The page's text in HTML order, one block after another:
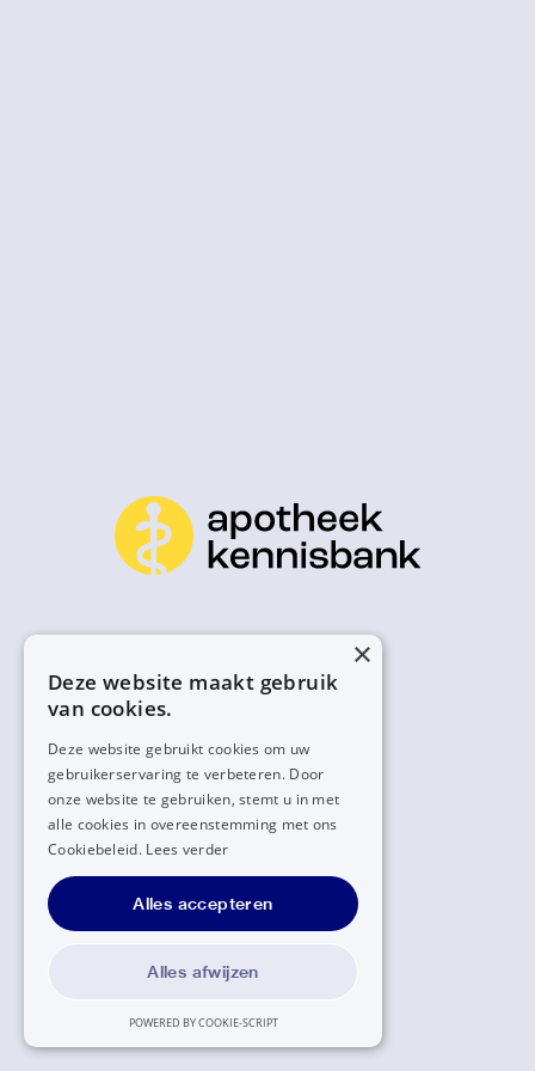
×
Deze website maakt gebruik
van cookies.
Deze website gebruikt cookies om uw
gebruikerservaring te verbeteren. Door
onze website te gebruiken, stemt u in met
alle cookies in overeenstemming met ons
Cookiebeleid. Lees verder
Alles accepteren
Alles afwijzen
POWERED BY COOKIE-SCRIPT